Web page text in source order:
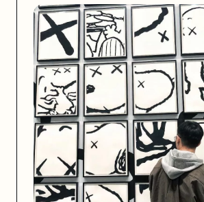
帅气的Liam小哥哥
4. 觉得在澳洲找工作时遇到的最大壁垒是什么？